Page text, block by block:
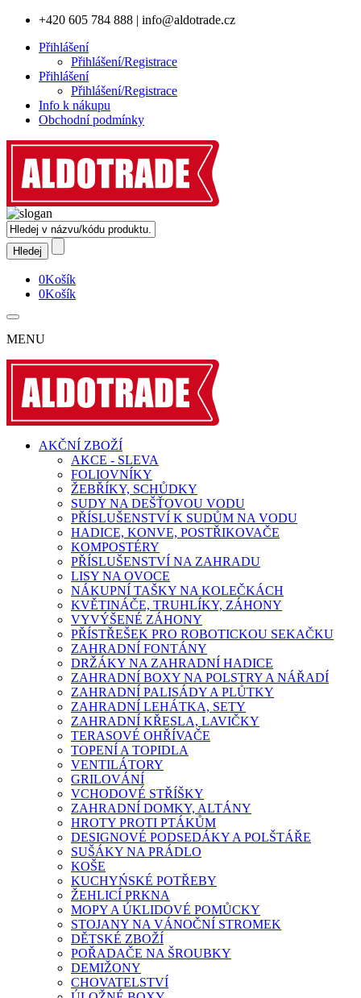
+420 605 784 888 | info@aldotrade.cz
Přihlášení
Přihlášení/Registrace
Přihlášení
Přihlášení/Registrace
Info k nákupu
Obchodní podmínky
0Košík
0Košík
MENU
AKČNÍ ZBOŽÍ
AKCE - SLEVA
FOLIOVNÍKY
ŽEBŘÍKY, SCHŮDKY
SUDY NA DEŠŤOVOU VODU
PŘÍSLUŠENSTVÍ K SUDŮM NA VODU
HADICE, KONVE, POSTŘIKOVAČE
KOMPOSTÉRY
PŘÍSLUŠENSTVÍ NA ZAHRADU
LISY NA OVOCE
NÁKUPNÍ TAŠKY NA KOLEČKÁCH
KVĚTINÁČE, TRUHLÍKY, ZÁHONY
VYVÝŠENÉ ZÁHONY
PŘÍSTŘEŠEK PRO ROBOTICKOU SEKAČKU
ZAHRADNÍ FONTÁNY
DRŽÁKY NA ZAHRADNÍ HADICE
ZAHRADNÍ BOXY NA POLSTRY A NÁŘADÍ
ZAHRADNÍ PALISÁDY A PLŮTKY
ZAHRADNÍ LEHÁTKA, SETY
ZAHRADNÍ KŘESLA, LAVIČKY
TERASOVÉ OHŘÍVAČE
TOPENÍ A TOPIDLA
VENTILÁTORY
GRILOVÁNÍ
VCHODOVÉ STŘÍŠKY
ZAHRADNÍ DOMKY, ALTÁNY
HROTY PROTI PTÁKŮM
DESIGNOVÉ PODSEDÁKY A POLŠTÁŘE
SUŠÁKY NA PRÁDLO
KOŠE
KUCHYŃSKÉ POTŘEBY
ŽEHLICÍ PRKNA
MOPY A ÚKLIDOVÉ POMŮCKY
STOJANY NA VÁNOČNÍ STROMEK
DĚTSKÉ ZBOŽÍ
POŘADAČE NA ŠROUBKY
DEMIŽONY
CHOVATELSTVÍ